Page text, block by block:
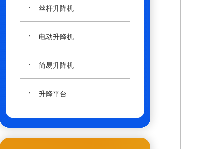
· 丝杆升降机
· 电动升降机
· 简易升降机
· 升降平台